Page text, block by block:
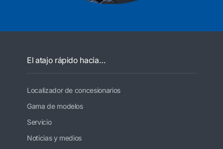
El atajo rápido hacia…
Localizador de concesionarios
Gama de modelos
Servicio
Noticias y medios